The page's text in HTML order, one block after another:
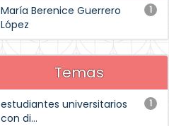
1
María Berenice Guerrero
López
Temas
1
estudiantes universitarios
con di...